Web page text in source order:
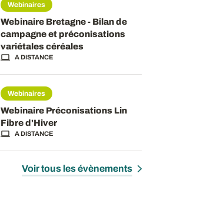
Webinaires
Webinaire Bretagne - Bilan de
campagne et préconisations
variétales céréales
A DISTANCE
Webinaires
Webinaire Préconisations Lin
Fibre d'Hiver
A DISTANCE
Voir tous les évènements